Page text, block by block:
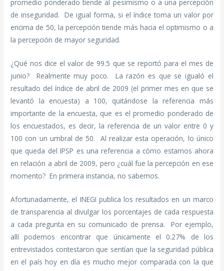
promedio ponderado tiende al pesimismo o a una percepción
de inseguridad. De igual forma, si el índice toma un valor por
encima de 50, la percepción tiende más hacia el optimismo o a
la percepción de mayor seguridad.
¿Qué nos dice el valor de 99.5 que se reportó para el mes de
junio? Realmente muy poco. La razón es que se igualó el
resultado del índice de abril de 2009 (el primer mes en que se
levantó la encuesta) a 100, quitándose la referencia más
importante de la encuesta, que es el promedio ponderado de
los encuestados, es decir, la referencia de un valor entre 0 y
100 con un umbral de 50. Al realizar esta operación, lo único
que queda del IPSP es una referencia a cómo estamos ahora
en relación a abril de 2009, pero ¿cuál fue la percepción en ese
momento? En primera instancia, no sabemos.
Afortunadamente, el INEGI publica los resultados en un marco
de transparencia al divulgar los porcentajes de cada respuesta
a cada pregunta en su comunicado de prensa. Por ejemplo,
allí podemos encontrar que únicamente el 0.27% de los
entrevistados contestaron que sentían que la seguridad pública
en el país hoy en día es mucho mejor comparada con la que